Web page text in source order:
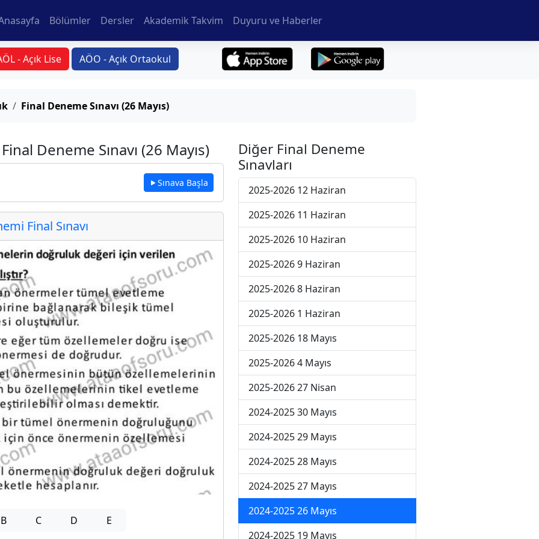
Bölümler Dersler Akademik Takvim Duyuru ve Haberler
- Açık Lise AÖO - Açık Ortaokul
Final Deneme Sınavı (26 Mayıs)
Deneme Sınavı (26 Mayıs)
Sınava Başla
Final Sınavı
B C D E
Diğer Final Deneme
Sınavları
2025-2026 12 Haziran
2025-2026 11 Haziran
2025-2026 10 Haziran
2025-2026 9 Haziran
2025-2026 8 Haziran
2025-2026 1 Haziran
2025-2026 18 Mayıs
2025-2026 4 Mayıs
2025-2026 27 Nisan
2024-2025 30 Mayıs
2024-2025 29 Mayıs
2024-2025 28 Mayıs
2024-2025 27 Mayıs
2024-2025 26 Mayıs
2024-2025 19 Mayıs